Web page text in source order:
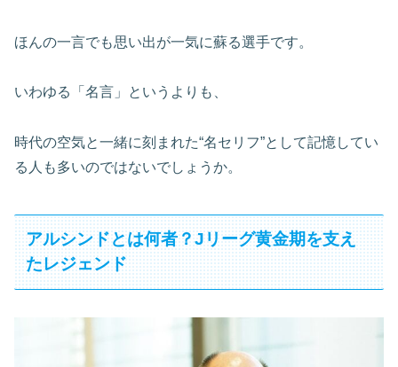
ほんの一言でも思い出が一気に蘇る選手です。
いわゆる「名言」というよりも、
時代の空気と一緒に刻まれた“名セリフ”として記憶してい
る人も多いのではないでしょうか。
アルシンドとは何者？Jリーグ黄金期を支え
たレジェンド